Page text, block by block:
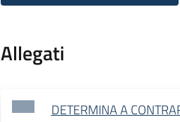
Allegati
DETERMINA A